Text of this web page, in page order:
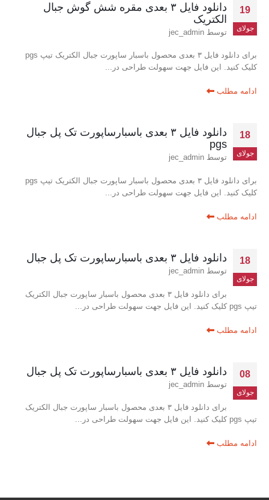
19
جولای
دانلود فایل ۳ بعدی مقره شش گوش جبال
الکتریک
توسط jec_admin
برای دانلود فایل ۳ بعدی محصول باسبار ساپورت جبال الکتریک تیپ pgs
کلیک کنید. این فایل جهت سهولت طراحی در...
ادامه مطلب
18
جولای
دانلود فایل ۳ بعدی باسبارساپورت تک پل جبال
pgs
توسط jec_admin
برای دانلود فایل ۳ بعدی محصول باسبار ساپورت جبال الکتریک تیپ pgs
کلیک کنید. این فایل جهت سهولت طراحی در...
ادامه مطلب
18
جولای
دانلود فایل ۳ بعدی باسبارساپورت تک پل جبال
توسط jec_admin
برای دانلود فایل ۳ بعدی محصول باسبار ساپورت جبال الکتریک
تیپ pgs کلیک کنید. این فایل جهت سهولت طراحی در...
ادامه مطلب
08
جولای
دانلود فایل ۳ بعدی باسبارساپورت تک پل جبال
توسط jec_admin
برای دانلود فایل ۳ بعدی محصول باسبار ساپورت جبال الکتریک
تیپ pgs کلیک کنید. این فایل جهت سهولت طراحی در...
ادامه مطلب